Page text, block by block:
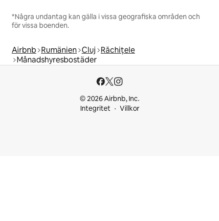
*Några undantag kan gälla i vissa geografiska områden och
för vissa boenden.
Airbnb Rumänien Cluj Răchițele
Månadshyresbostäder
© 2026 Airbnb, Inc.
Integritet
Villkor